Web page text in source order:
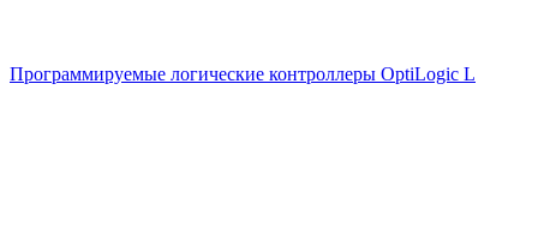
Программируемые логические контроллеры OptiLogic L